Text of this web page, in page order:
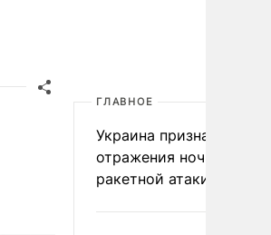
ГЛАВНОЕ
Украина признала
отражения ночной
ракетной атаки